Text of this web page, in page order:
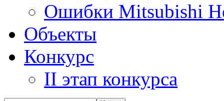
Ошибки Mitsubishi
Объекты
Конкурс
II этап конкурса